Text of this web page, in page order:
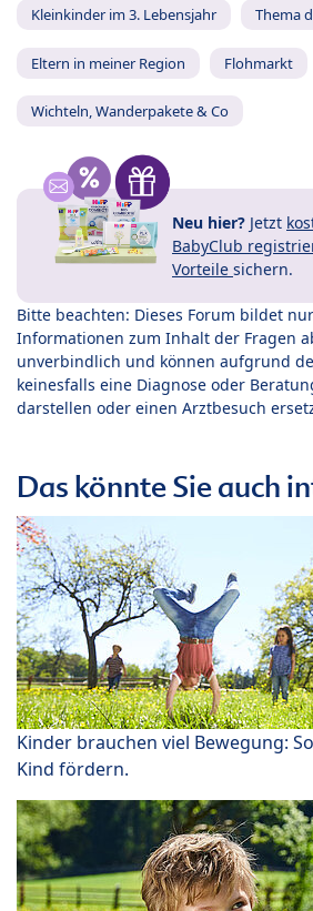
Kleinkinder im 3. Lebensjahr Thema
Eltern in meiner Region Flohmarkt
Wichteln, Wanderpakete & Co
Neu hier? Jetzt
BabyClub
Vorteile sichern.
Bitte beachten: Dieses Forum bildet
Informationen zum Inhalt der Fragen
unverbindlich und können aufgrund
keinesfalls eine Diagnose oder
darstellen oder einen Arztbesuch
Das könnte Sie auch
Kinder brauchen viel Bewegung:
Kind fördern.